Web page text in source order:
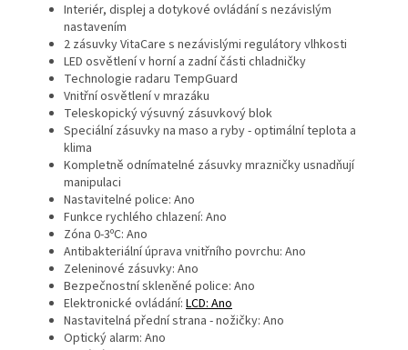
Interiér, displej a dotykové ovládání s nezávislým
nastavením
2 zásuvky VitaCare s nezávislými regulátory vlhkosti
LED osvětlení v horní a zadní části chladničky
Technologie radaru TempGuard
Vnitřní osvětlení v mrazáku
Teleskopický výsuvný zásuvkový blok
Speciální zásuvky na maso a ryby - optimální teplota a
klima
Kompletně odnímatelné zásuvky mrazničky usnadňují
manipulaci
Nastavitelné police: Ano
Funkce rychlého chlazení: Ano
Zóna 0-3ºC: Ano
Antibakteriální úprava vnitřního povrchu: Ano
Zeleninové zásuvky: Ano
Bezpečnostní skleněné police: Ano
Elektronické ovládání: LCD: Ano
Nastavitelná přední strana - nožičky: Ano
Optický alarm: Ano